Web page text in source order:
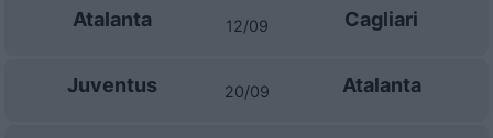
Atalanta 12/09 Cagliari
Juventus 20/09 Atalanta